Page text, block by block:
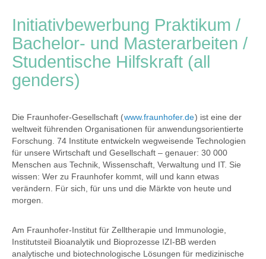
Initiativbewerbung Praktikum /
Bachelor- und Masterarbeiten /
Studentische Hilfskraft (all
genders)
Die Fraunhofer-Gesellschaft (www.fraunhofer.de) ist eine der
weltweit führenden Organisationen für anwendungsorientierte
Forschung. 74 Institute entwickeln wegweisende Technologien
für unsere Wirtschaft und Gesellschaft – genauer: 30 000
Menschen aus Technik, Wissenschaft, Verwaltung und IT. Sie
wissen: Wer zu Fraunhofer kommt, will und kann etwas
verändern. Für sich, für uns und die Märkte von heute und
morgen.
Am Fraunhofer-Institut für Zelltherapie und Immunologie,
Institutsteil Bioanalytik und Bioprozesse IZI-BB werden
analytische und biotechnologische Lösungen für medizinische